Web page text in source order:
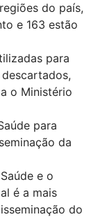
do país,
e 163 estão
para
o Ministério
para
da
e o
é a mais
do